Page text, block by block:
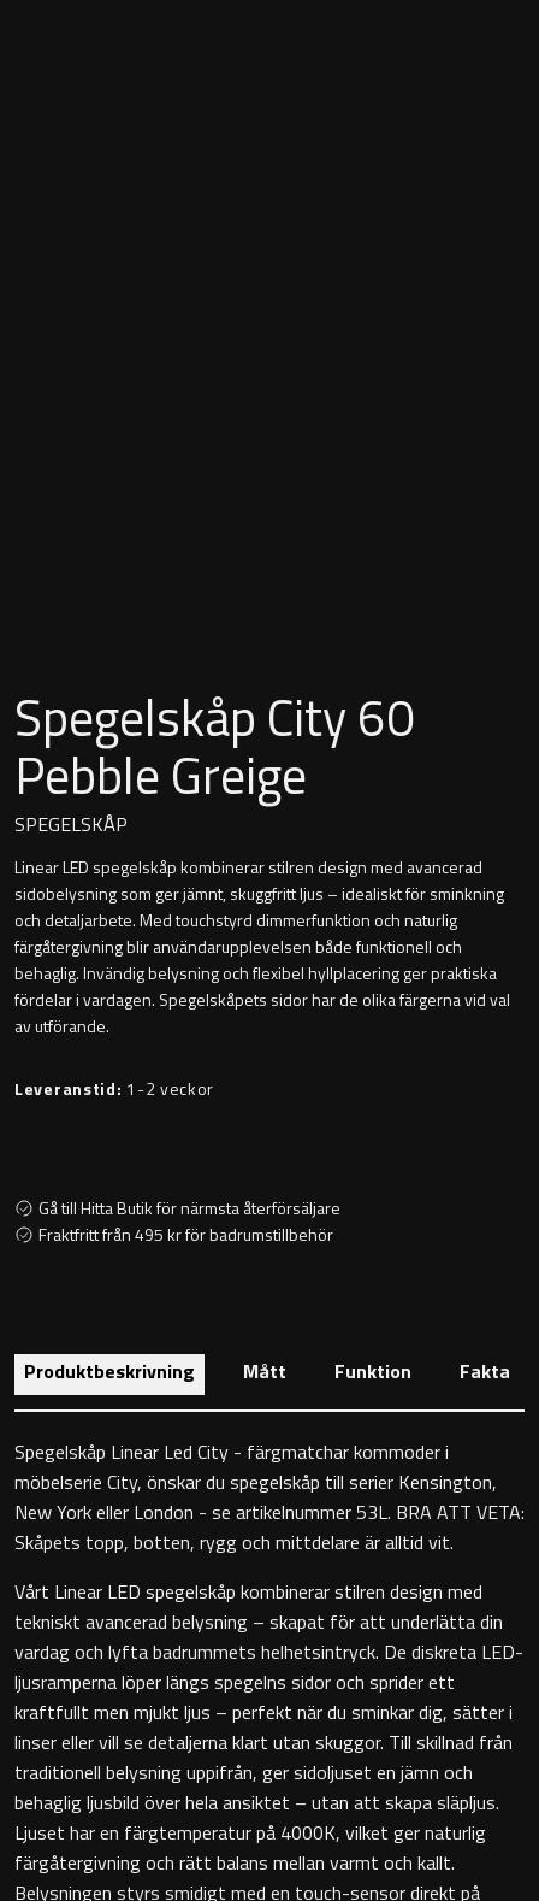
Underlimmat handfat
Handfat med piedestal
Blandare
Tvättställsblandare
Bottenventiler
Toalettstolar
Vägghängd toalettstol
Toalettpappershållare
Krokar
Handduksringar
Handduksstänger
Badkarshandtag
Duschkorgar
Hyllor
Sminkspeglar
Stockholm
Spegelskåp City 60
Pebble Greige
SPEGELSKÅP
Linear LED spegelskåp kombinerar stilren design med avancerad
sidobelysning som ger jämnt, skuggfritt ljus – idealiskt för sminkning
och detaljarbete. Med touchstyrd dimmerfunktion och naturlig
färgåtergivning blir användarupplevelsen både funktionell och
behaglig. Invändig belysning och flexibel hyllplacering ger praktiska
fördelar i vardagen. Spegelskåpets sidor har de olika färgerna vid val
av utförande.
Leveranstid: 1-2 veckor
Gå till Hitta Butik för närmsta återförsäljare
Fraktfritt från 495 kr för badrumstillbehör
Produktbeskrivning Mått Funktion Fakta
Spegelskåp Linear Led City - färgmatchar kommoder i
möbelserie City, önskar du spegelskåp till serier Kensington,
New York eller London - se artikelnummer 53L. BRA ATT VETA:
Skåpets topp, botten, rygg och mittdelare är alltid vit.
Vårt Linear LED spegelskåp kombinerar stilren design med
tekniskt avancerad belysning – skapat för att underlätta din
vardag och lyfta badrummets helhetsintryck. De diskreta LED-
ljusramperna löper längs spegelns sidor och sprider ett
kraftfullt men mjukt ljus – perfekt när du sminkar dig, sätter i
linser eller vill se detaljerna klart utan skuggor. Till skillnad från
traditionell belysning uppifrån, ger sidoljuset en jämn och
behaglig ljusbild över hela ansiktet – utan att skapa släpljus.
Ljuset har en färgtemperatur på 4000K, vilket ger naturlig
färgåtergivning och rätt balans mellan varmt och kallt.
Belysningen styrs smidigt med en touch-sensor direkt på